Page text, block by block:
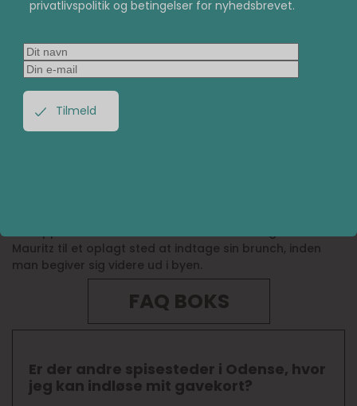
privatlivspolitik og betingelser for nyhedsbrevet.
(igen)
gaveboks, men også din Morebox gaveboks, hvis du har
været så heldig at modtage en sådan.
Mauritz til et oplagt sted at indtage sin brunch, inden
man begiver sig videre ud i byen.
FAQ BOKS
Er der andre spisesteder i Odense, hvor
jeg kan indløse mit gavekort?